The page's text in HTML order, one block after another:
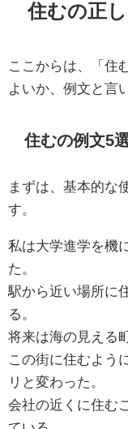
住むの正
ここからは、「住
よいか、例文と言
住むの例文5
まずは、基本的な
す。
私は大学進学を機
た。
駅から近い場所に
る。
将来は海の見える
この街に住むよう
リと変わった。
会社の近くに住む